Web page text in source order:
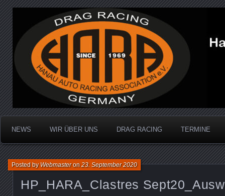
Hanau Auto Racing
Dragracing auf der 1/4 Meile
NEWS WIR ÜBER UNS DRAG RACING TERMINE
HP_HARA_Clastres
Posted byWebmasteron23. September 2020